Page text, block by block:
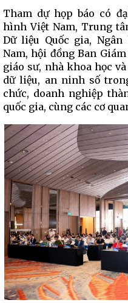
Tham dự họp báo có
hình Việt Nam, Trung
Dữ liệu Quốc gia,
Nam, hội đồng Ban
giáo sư, nhà khoa học
dữ liệu, an ninh số
chức, doanh nghiệp
quốc gia, cùng các cơ